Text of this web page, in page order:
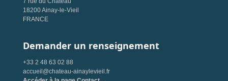
18200 Ainay-le-Vieil
FRANCE
Demander un renseignement
+33 2 48 63 02 88
accueil@chateau-ainaylevieil.fr